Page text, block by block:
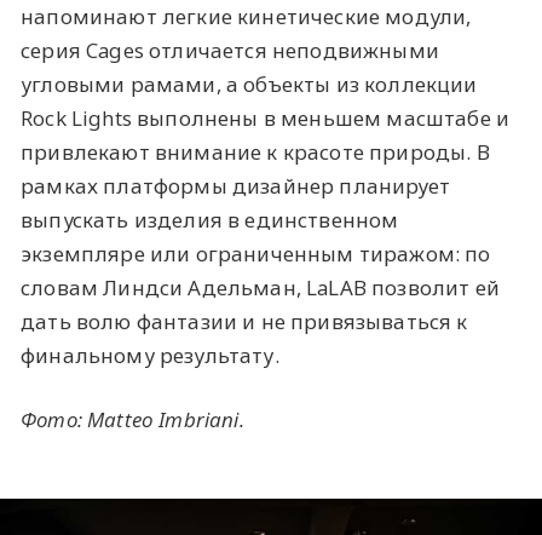
напоминают легкие кинетические модули,
серия Cages отличается неподвижными
угловыми рамами, а объекты из коллекции
Rock Lights выполнены в меньшем масштабе и
привлекают внимание к красоте природы. В
рамках платформы дизайнер планирует
выпускать изделия в единственном
экземпляре или ограниченным тиражом: по
словам Линдси Адельман, LaLAB позволит ей
дать волю фантазии и не привязываться к
финальному результату.
Фото: Matteo Imbriani.